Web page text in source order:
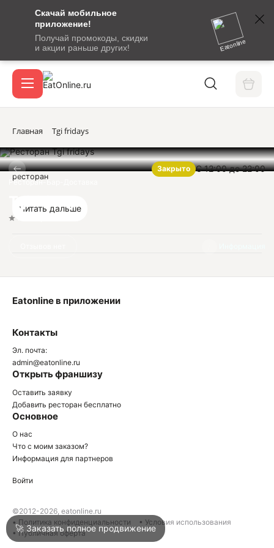
Скачай мобильное
приложение!
Получай промокоды, скидки
и акции раньше других!
Eatonline
сообщение
кодом
подтверждения
Вход / регистрация
Акции
Войти
Написать в техподдержку
Главная Tgi fridays
Закрыто С 12:00 до 22:00
Ресторан-Бар-Доставка
Tgi fridays
ресторан
Читать дальше
Контакты
Эл. почта:
admin@eatonline.ru
Открыть франшизу
Оставить заявку
Добавить ресторан бесплатно
Основное
О нас
Что с моим заказом?
Информация для партнеров
Eatonline в приложении
Войти
©2012-2026, eatonline.ru
• Политика конфиденциальности
• Условия использования
• Публичная оферта
🚀 Заказать полное продвижение